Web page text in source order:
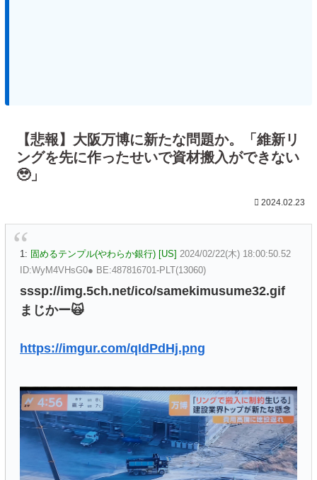
【悲報】大阪万博に新たな問題か。「維新リ
ングを先に作ったせいで資材搬入ができない
🥹」
2024.02.23
1: 固めるテンプル(やわらか銀行) [US] 2024/02/22(木) 18:00:50.52
ID:WyM4VHsG0● BE:487816701-PLT(13060)
sssp://img.5ch.net/ico/samekimusume32.gif
まじかー🙀
https://imgur.com/qIdPdHj.png